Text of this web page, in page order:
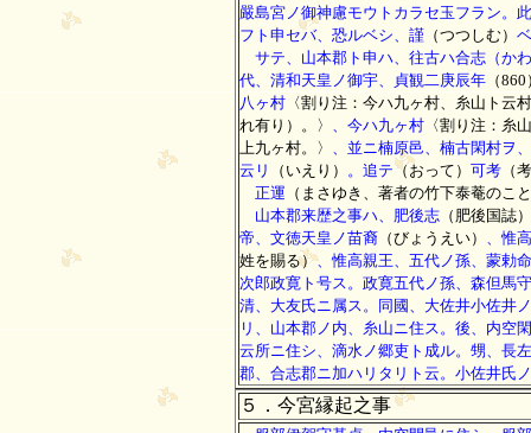
嚴島宮ノ御神慮モウトカラセ玉フラン。
フト申セバ、恐ルベシ、謹 （つつしむ）
サテ、山本郡ト申ハ、往古ハ合志（か
代、清和天皇ノ御宇、貞観二庚辰年 （
八ヶ村 〈割り注：今ハ九ヶ村、糸山ト
れ有り）。〉
、今ハ九ヶ村 〈割り注：糸
上九ヶ村。〉
、並ニ楠原邑、楠古閑村ヲ
云リ
（いえり） 。追テ（おって） 可考 （
正運 （まさゆき、著者の竹下泰菴のこ
山本郡来歴之事ハ、肥後志 （肥後国誌）
帝、文徳天皇ノ苗裔 （びょうえい）
、惟
姓を賜る）、惟高親王、五代ノ孫、蒙勅命
次郎政寛ト号ス。政寛五代ノ孫、森但馬
清、大友氏ニ属ス。同國、大佐井小佐井
リ、山本郡ノ内、糸山ニ住ス。後、内空
云所ニ住シ、滴水ノ郷吏ト成ル。甥、長
郡、合志郡ニ加ハリタリト云。小佐井氏
５．今宮縁起之事